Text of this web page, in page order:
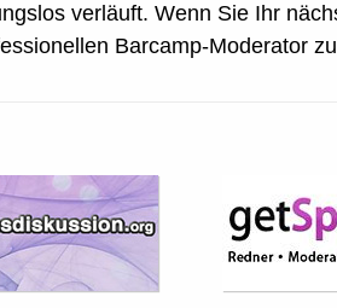
verläuft. Wenn Sie Ihr
Barcamp-Moderator